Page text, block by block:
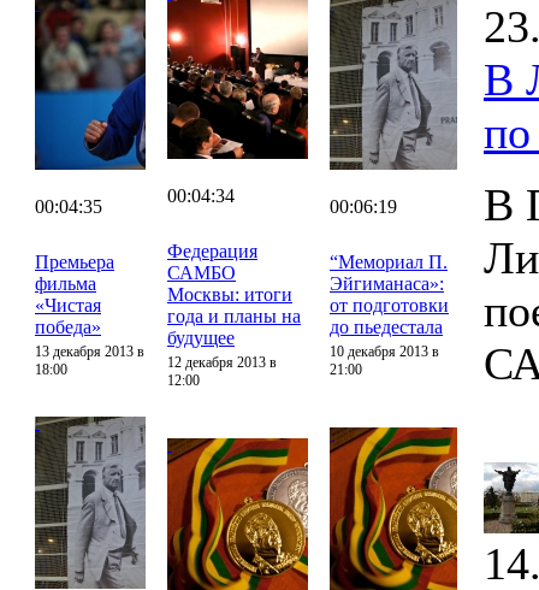
00:04:35
Премьера
фильма
«Чистая
победа»
13 декабря 2013 в
18:00
00:04:34
Федерация
САМБО
Москвы: итоги
года и планы на
будущее
12 декабря 2013 в
12:00
00:06:19
“Мемориал П.
Эйгиманаса»:
от подготовки
до пьедестала
10 декабря 2013 в
21:00
В
В